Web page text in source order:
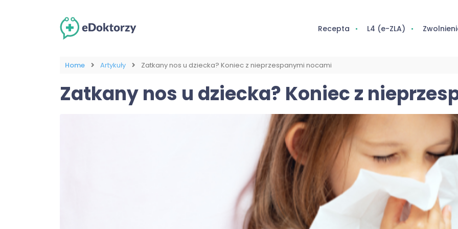
Recepta L4 (e-ZLA)
Home Artykuły Zatkany nos u dziecka? Koniec z nieprzespanymi nocami
Zatkany nos u dziecka? Koniec z